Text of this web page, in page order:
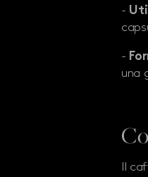
-
-
una
Il